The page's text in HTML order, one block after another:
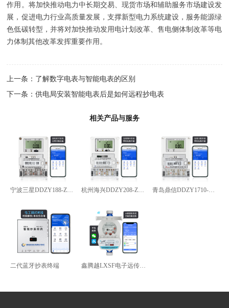
作用。将加快推动电力中长期交易、现货市场和辅助服务市场建设发
展，促进电力行业高质量发展，支撑新型电力系统建设，服务能源绿
色低碳转型，并将对加快推动发用电计划改革、售电侧体制改革等电
力体制其他改革发挥重要作用。
上一条： 了解数字电表与智能电表的区别
下一条：供电局安装智能电表后是如何远程抄电表
相关产品与服务
宁波三星DDZY188-Z型4G通讯智能电能表杭州海兴DDZY208-Z型RS485通讯智能电能表
青岛鼎信DDZY1710-Z型单
二代蓝牙抄表终端 鑫腾越LXSF电子远传智能水表